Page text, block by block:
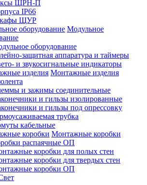
ЩРН-П
IP66
ЩУР
Модульное
оборудование
защитная аппаратура и таймеры
и звукосигнальные индикаторы
Монтажные изделия
и зажимы соединительные
и гильзы изолированные
и гильзы под опрессовку
трубка
кабельные
Монтажные коробки
распаячные ОП
коробки для полых стен
коробки для твердых стен
коробки ОП